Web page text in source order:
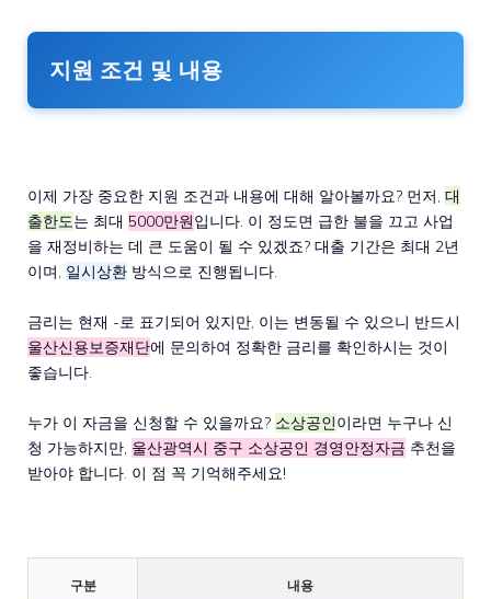
지원 조건 및 내용
이제 가장 중요한 지원 조건과 내용에 대해 알아볼까요? 먼저, 대
출한도는 최대 5000만원입니다. 이 정도면 급한 불을 끄고 사업
을 재정비하는 데 큰 도움이 될 수 있겠죠? 대출 기간은 최대 2년
이며, 일시상환 방식으로 진행됩니다.
금리는 현재 -로 표기되어 있지만, 이는 변동될 수 있으니 반드시
울산신용보증재단에 문의하여 정확한 금리를 확인하시는 것이
좋습니다.
누가 이 자금을 신청할 수 있을까요? 소상공인이라면 누구나 신
청 가능하지만, 울산광역시 중구 소상공인 경영안정자금 추천을
받아야 합니다. 이 점 꼭 기억해주세요!
구분 내용